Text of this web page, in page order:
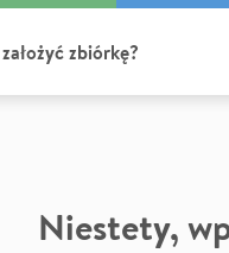
zbiórkę?
Niestety,